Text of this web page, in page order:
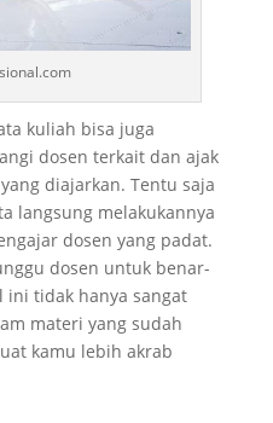
kuliah bisa juga
dosen terkait dan ajak
diajarkan. Tentu saja
langsung melakukannya
dosen yang padat.
dosen untuk benar-
ini tidak hanya sangat
materi yang sudah
kamu lebih akrab